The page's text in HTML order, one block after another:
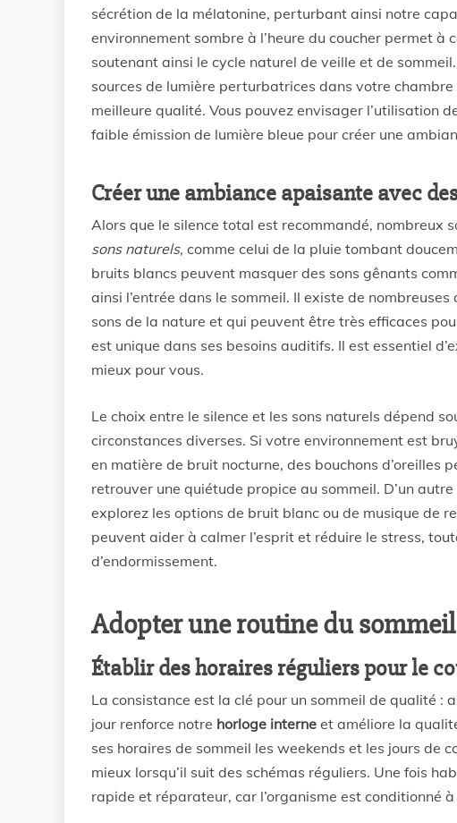
sécrétion de la mélatonine, perturbant ainsi notre
environnement sombre à l’heure du coucher permet
soutenant ainsi le cycle naturel de veille et de
sources de lumière perturbatrices dans votre
meilleure qualité. Vous pouvez envisager l’utilisation
faible émission de lumière bleue pour créer une
Créer une ambiance apaisante avec
Alors que le silence total est recommandé, nombreux
sons naturels, comme celui de la pluie tombant
bruits blancs peuvent masquer des sons gênants
ainsi l’entrée dans le sommeil. Il existe de
sons de la nature et qui peuvent être très efficaces
est unique dans ses besoins auditifs. Il est essentiel
mieux pour vous.
Le choix entre le silence et les sons naturels dépend
circonstances diverses. Si votre environnement est
en matière de bruit nocturne, des bouchons d’oreilles
retrouver une quiétude propice au sommeil. D’un
explorez les options de bruit blanc ou de musique de
peuvent aider à calmer l’esprit et réduire le stress,
d’endormissement.
Adopter une routine du sommeil
Établir des horaires réguliers pour le
La consistance est la clé pour un sommeil de qualité :
jour renforce notre horloge interne et améliore la
ses horaires de sommeil les weekends et les jours de
mieux lorsqu’il suit des schémas réguliers. Une fois
rapide et réparateur, car l’organisme est conditionné